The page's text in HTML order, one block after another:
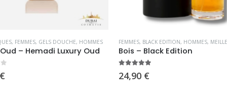
, FEMMES, GELS DOUCHE, HOMMES
– Hemadi Luxury Oud
€
FEMMES, BLACK EDITION, HOMMES,
Bois – Black Edition
24,90 €